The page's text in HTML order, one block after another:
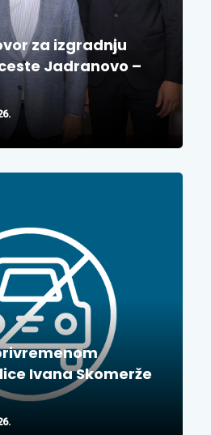
za izgradnju
Jadranovo –
Ivana Skomerže